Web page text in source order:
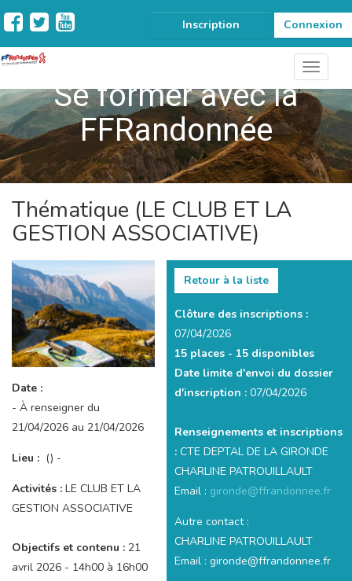
Inscription Connexion
Se former avec la
FFRandonnée
Thématique (LE CLUB ET LA
GESTION ASSOCIATIVE)
Date :
- À renseigner du
21/04/2026 au 21/04/2026
Lieu : () -
Activités : LE CLUB ET LA
GESTION ASSOCIATIVE
Objectifs et contenu : 21
avril 2026 - 14h00 à 16h00
Retour à la liste
Clôture des inscriptions :
07/04/2026
15 places - 15 disponibles
Date limite d'envoi du dossier
d'inscription : 07/04/2026
Renseignements et inscriptions
: CTE DEPTAL DE LA GIRONDE
CHARLINE PATROUILLAULT
Email : gironde@ffrandonnee.fr
Autre contact :
CHARLINE PATROUILLAULT
Email : gironde@ffrandonnee.fr